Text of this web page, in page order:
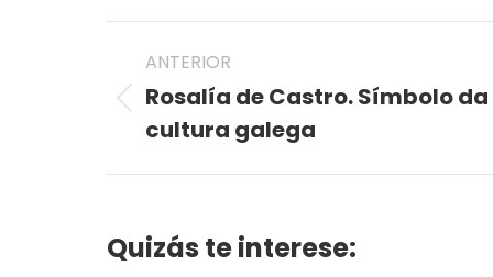
Twitter
Navegación
entre
publicaciones
ANTERIOR
Publicación
anterior:
Rosalía de Castro. Símbolo da
cultura galega
Quizás te interese: